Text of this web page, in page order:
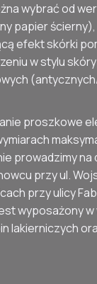
wybrać od
papier
efekt skórki
w stylu
proszkowe
prowadzimy na
przy ul.
przy ulicy
wyposażony w
lakierniczych